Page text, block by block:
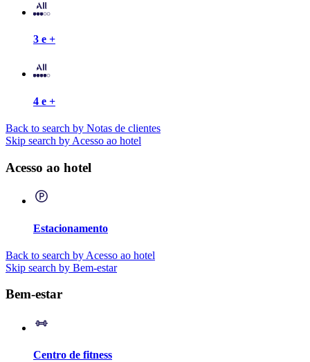
3 e +
4 e +
Back to search by Notas de clientes
Skip search by Acesso ao hotel
Acesso ao hotel
Estacionamento
Back to search by Acesso ao hotel
Skip search by Bem-estar
Bem-estar
Centro de fitness